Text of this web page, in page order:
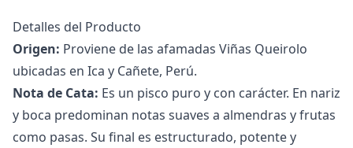
Detalles del Producto
Origen: Proviene de las afamadas Viñas Queirolo
ubicadas en Ica y Cañete, Perú.
Nota de Cata: Es un pisco puro y con carácter. En nariz
y boca predominan notas suaves a almendras y frutas
como pasas. Su final es estructurado, potente y